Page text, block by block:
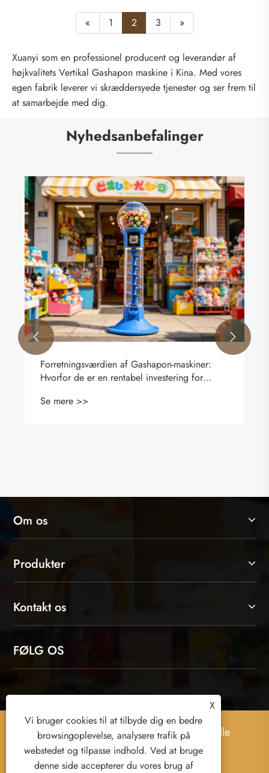
« 1 2 3 »
Xuanyi som en professionel producent og leverandør af
højkvalitets Vertikal Gashapon maskine i Kina. Med vores
egen fabrik leverer vi skræddersyede tjenester og ser frem til
at samarbejde med dig.
Nyhedsanbefalinger
Forretningsværdien af ​​Gashapon-maskiner:
Hvorfor de er en rentabel investering for
Se mere >>
 
Om os
Produkter
Kontakt os
FØLG OS
Copyright © 2026 Yiwu Xuanyi Toys Co., Ltd. Alle
rettigheder forbeholdes.
X
Vi bruger cookies til at tilbyde dig en bedre
browsingoplevelse, analysere trafik på
webstedet og tilpasse indhold. Ved at bruge
denne side accepterer du vores brug af